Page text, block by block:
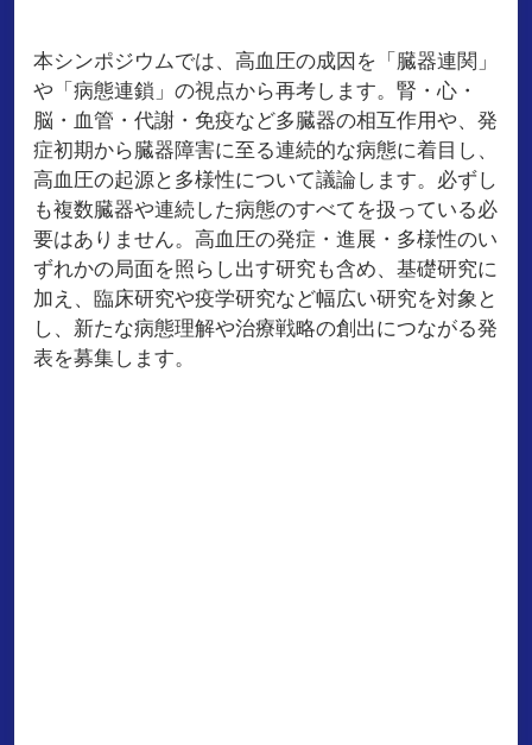
本シンポジウムでは、高血圧の成因を「臓器連関」
や「病態連鎖」の視点から再考します。腎・心・
脳・血管・代謝・免疫など多臓器の相互作用や、発
症初期から臓器障害に至る連続的な病態に着目し、
高血圧の起源と多様性について議論します。必ずし
も複数臓器や連続した病態のすべてを扱っている必
要はありません。高血圧の発症・進展・多様性のい
ずれかの局面を照らし出す研究も含め、基礎研究に
加え、臨床研究や疫学研究など幅広い研究を対象と
し、新たな病態理解や治療戦略の創出につながる発
表を募集します。